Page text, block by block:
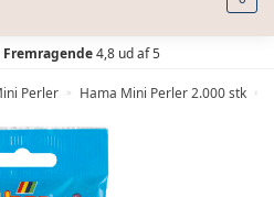
Fremragende4,8 ud af 5
Perler » Hama Mini Perler 2.000 stk »